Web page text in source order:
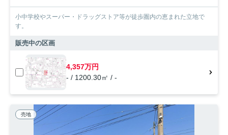
小中学校やスーパー・ドラッグストア等が徒歩圏内の恵まれた立地で
す。
販売中の区画
4,357万円
- / 1200.30㎡ / -
売地